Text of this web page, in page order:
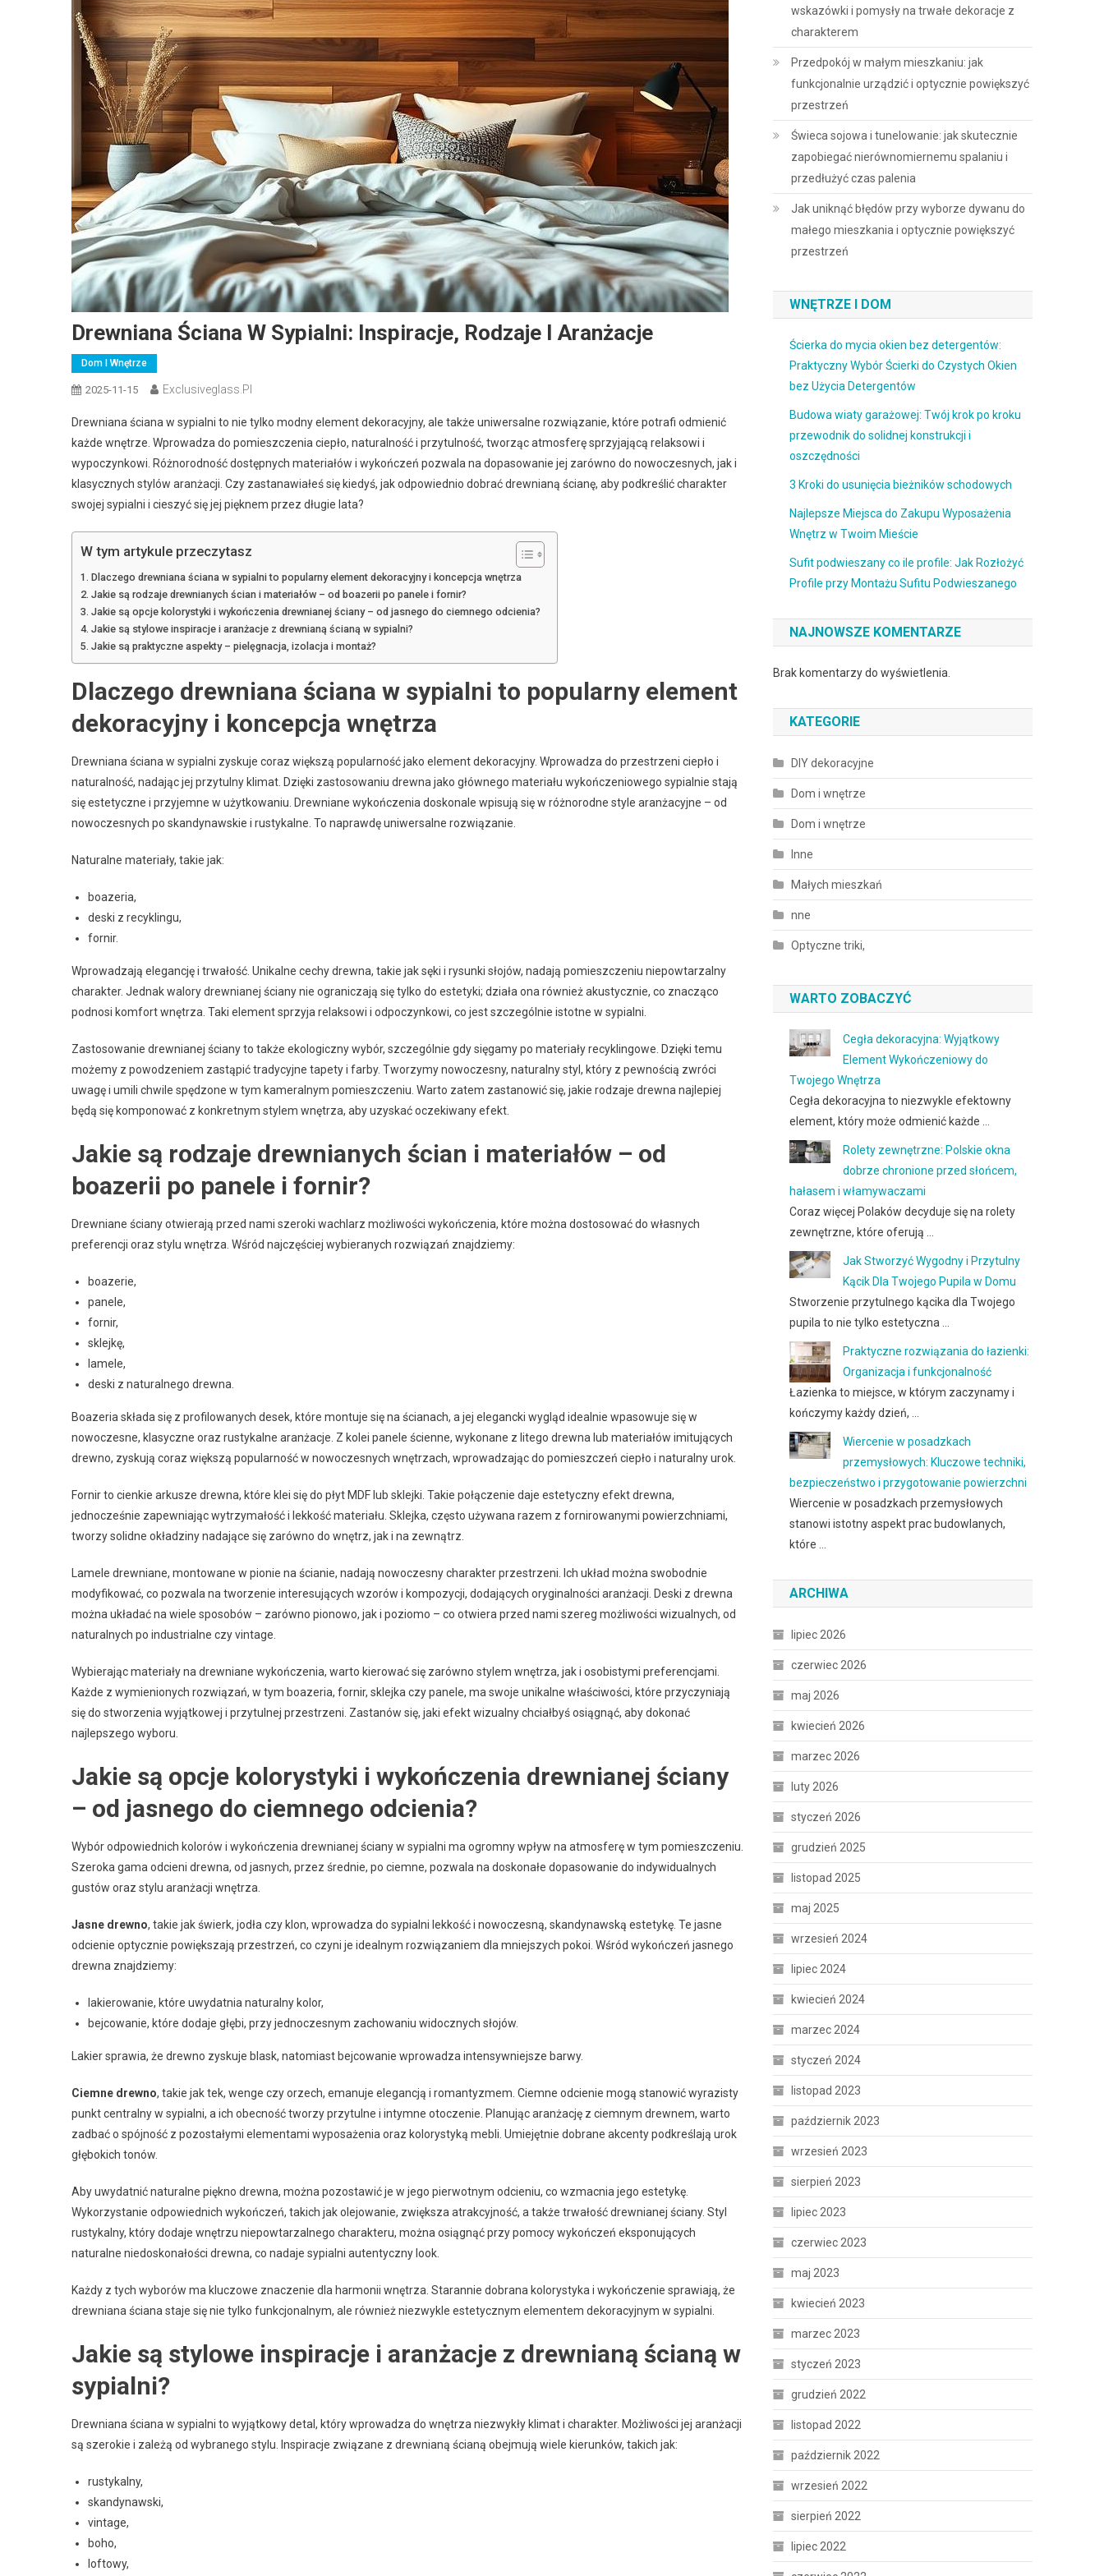
Drewniana Ściana W Sypialni: Inspiracje, Rodzaje I Aranżacje
Dom I Wnętrze
2025-11-15 Exclusiveglass.pl
Drewniana ściana w sypialni to nie tylko modny element dekoracyjny, ale także uniwersalne rozwiązanie, które potrafi odmienić
każde wnętrze. Wprowadza do pomieszczenia ciepło, naturalność i przytulność, tworząc atmosferę sprzyjającą relaksowi i
wypoczynkowi. Różnorodność dostępnych materiałów i wykończeń pozwala na dopasowanie jej zarówno do nowoczesnych, jak i
klasycznych stylów aranżacji. Czy zastanawiałeś się kiedyś, jak odpowiednio dobrać drewnianą ścianę, aby podkreślić charakter
swojej sypialni i cieszyć się jej pięknem przez długie lata?
W tym artykule przeczytasz
Dlaczego drewniana ściana w sypialni to popularny element dekoracyjny i koncepcja wnętrza
Jakie są rodzaje drewnianych ścian i materiałów – od boazerii po panele i fornir?
Jakie są opcje kolorystyki i wykończenia drewnianej ściany – od jasnego do ciemnego odcienia?
Jakie są stylowe inspiracje i aranżacje z drewnianą ścianą w sypialni?
Jakie są praktyczne aspekty – pielęgnacja, izolacja i montaż?
Dlaczego drewniana ściana w sypialni to popularny element
dekoracyjny i koncepcja wnętrza
Drewniana ściana w sypialni zyskuje coraz większą popularność jako element dekoracyjny. Wprowadza do przestrzeni ciepło i
naturalność, nadając jej przytulny klimat. Dzięki zastosowaniu drewna jako głównego materiału wykończeniowego sypialnie stają
się estetyczne i przyjemne w użytkowaniu. Drewniane wykończenia doskonale wpisują się w różnorodne style aranżacyjne – od
nowoczesnych po skandynawskie i rustykalne. To naprawdę uniwersalne rozwiązanie.
Naturalne materiały, takie jak:
boazeria,
deski z recyklingu,
fornir.
Wprowadzają elegancję i trwałość. Unikalne cechy drewna, takie jak sęki i rysunki słojów, nadają pomieszczeniu niepowtarzalny
charakter. Jednak walory drewnianej ściany nie ograniczają się tylko do estetyki; działa ona również akustycznie, co znacząco
podnosi komfort wnętrza. Taki element sprzyja relaksowi i odpoczynkowi, co jest szczególnie istotne w sypialni.
Zastosowanie drewnianej ściany to także ekologiczny wybór, szczególnie gdy sięgamy po materiały recyklingowe. Dzięki temu
możemy z powodzeniem zastąpić tradycyjne tapety i farby. Tworzymy nowoczesny, naturalny styl, który z pewnością zwróci
uwagę i umili chwile spędzone w tym kameralnym pomieszczeniu. Warto zatem zastanowić się, jakie rodzaje drewna najlepiej
będą się komponować z konkretnym stylem wnętrza, aby uzyskać oczekiwany efekt.
Jakie są rodzaje drewnianych ścian i materiałów – od
boazerii po panele i fornir?
Drewniane ściany otwierają przed nami szeroki wachlarz możliwości wykończenia, które można dostosować do własnych
preferencji oraz stylu wnętrza. Wśród najczęściej wybieranych rozwiązań znajdziemy:
boazerie,
panele,
fornir,
sklejkę,
lamele,
deski z naturalnego drewna.
Boazeria składa się z profilowanych desek, które montuje się na ścianach, a jej elegancki wygląd idealnie wpasowuje się w
nowoczesne, klasyczne oraz rustykalne aranżacje. Z kolei panele ścienne, wykonane z litego drewna lub materiałów imitujących
drewno, zyskują coraz większą popularność w nowoczesnych wnętrzach, wprowadzając do pomieszczeń ciepło i naturalny urok.
Fornir to cienkie arkusze drewna, które klei się do płyt MDF lub sklejki. Takie połączenie daje estetyczny efekt drewna,
jednocześnie zapewniając wytrzymałość i lekkość materiału. Sklejka, często używana razem z fornirowanymi powierzchniami,
tworzy solidne okładziny nadające się zarówno do wnętrz, jak i na zewnątrz.
Lamele drewniane, montowane w pionie na ścianie, nadają nowoczesny charakter przestrzeni. Ich układ można swobodnie
modyfikować, co pozwala na tworzenie interesujących wzorów i kompozycji, dodających oryginalności aranżacji. Deski z drewna
można układać na wiele sposobów – zarówno pionowo, jak i poziomo – co otwiera przed nami szereg możliwości wizualnych, od
naturalnych po industrialne czy vintage.
Wybierając materiały na drewniane wykończenia, warto kierować się zarówno stylem wnętrza, jak i osobistymi preferencjami.
Każde z wymienionych rozwiązań, w tym boazeria, fornir, sklejka czy panele, ma swoje unikalne właściwości, które przyczyniają
się do stworzenia wyjątkowej i przytulnej przestrzeni. Zastanów się, jaki efekt wizualny chciałbyś osiągnąć, aby dokonać
najlepszego wyboru.
Jakie są opcje kolorystyki i wykończenia drewnianej ściany
– od jasnego do ciemnego odcienia?
Wybór odpowiednich kolorów i wykończenia drewnianej ściany w sypialni ma ogromny wpływ na atmosferę w tym pomieszczeniu.
Szeroka gama odcieni drewna, od jasnych, przez średnie, po ciemne, pozwala na doskonałe dopasowanie do indywidualnych
gustów oraz stylu aranżacji wnętrza.
Jasne drewno, takie jak świerk, jodła czy klon, wprowadza do sypialni lekkość i nowoczesną, skandynawską estetykę. Te jasne
odcienie optycznie powiększają przestrzeń, co czyni je idealnym rozwiązaniem dla mniejszych pokoi. Wśród wykończeń jasnego
drewna znajdziemy:
lakierowanie, które uwydatnia naturalny kolor,
bejcowanie, które dodaje głębi, przy jednoczesnym zachowaniu widocznych słojów.
Lakier sprawia, że drewno zyskuje blask, natomiast bejcowanie wprowadza intensywniejsze barwy.
Ciemne drewno, takie jak tek, wenge czy orzech, emanuje elegancją i romantyzmem. Ciemne odcienie mogą stanowić wyrazisty
punkt centralny w sypialni, a ich obecność tworzy przytulne i intymne otoczenie. Planując aranżację z ciemnym drewnem, warto
zadbać o spójność z pozostałymi elementami wyposażenia oraz kolorystyką mebli. Umiejętnie dobrane akcenty podkreślają urok
głębokich tonów.
Aby uwydatnić naturalne piękno drewna, można pozostawić je w jego pierwotnym odcieniu, co wzmacnia jego estetykę.
Wykorzystanie odpowiednich wykończeń, takich jak olejowanie, zwiększa atrakcyjność, a także trwałość drewnianej ściany. Styl
rustykalny, który dodaje wnętrzu niepowtarzalnego charakteru, można osiągnąć przy pomocy wykończeń eksponujących
naturalne niedoskonałości drewna, co nadaje sypialni autentyczny look.
Każdy z tych wyborów ma kluczowe znaczenie dla harmonii wnętrza. Starannie dobrana kolorystyka i wykończenie sprawiają, że
drewniana ściana staje się nie tylko funkcjonalnym, ale również niezwykle estetycznym elementem dekoracyjnym w sypialni.
Jakie są stylowe inspiracje i aranżacje z drewnianą ścianą w
sypialni?
Drewniana ściana w sypialni to wyjątkowy detal, który wprowadza do wnętrza niezwykły klimat i charakter. Możliwości jej aranżacji
są szerokie i zależą od wybranego stylu. Inspiracje związane z drewnianą ścianą obejmują wiele kierunków, takich jak:
rustykalny,
skandynawski,
vintage,
boho,
loftowy,
wskazówki i pomysły na trwałe dekoracje z
charakterem
Przedpokój w małym mieszkaniu: jak
funkcjonalnie urządzić i optycznie powiększyć
przestrzeń
Świeca sojowa i tunelowanie: jak skutecznie
zapobiegać nierównomiernemu spalaniu i
przedłużyć czas palenia
Jak uniknąć błędów przy wyborze dywanu do
małego mieszkania i optycznie powiększyć
przestrzeń
WNĘTRZE I DOM
Ścierka do mycia okien bez detergentów:
Praktyczny Wybór Ścierki do Czystych Okien
bez Użycia Detergentów
Budowa wiaty garażowej: Twój krok po kroku
przewodnik do solidnej konstrukcji i
oszczędności
3 Kroki do usunięcia bieżników schodowych
Najlepsze Miejsca do Zakupu Wyposażenia
Wnętrz w Twoim Mieście
Sufit podwieszany co ile profile: Jak Rozłożyć
Profile przy Montażu Sufitu Podwieszanego
NAJNOWSZE KOMENTARZE
Brak komentarzy do wyświetlenia.
KATEGORIE
DIY dekoracyjne
Dom i wnętrze
Dom i wnętrze
Inne
Małych mieszkań
nne
Optyczne triki,
WARTO ZOBACZYĆ
Cegła dekoracyjna: Wyjątkowy
Element Wykończeniowy do
Twojego Wnętrza
Cegła dekoracyjna to niezwykle efektowny
element, który może odmienić każde …
Rolety zewnętrzne: Polskie okna
dobrze chronione przed słońcem,
hałasem i włamywaczami
Coraz więcej Polaków decyduje się na rolety
zewnętrzne, które oferują …
Jak Stworzyć Wygodny i Przytulny
Kącik Dla Twojego Pupila w Domu
Stworzenie przytulnego kącika dla Twojego
pupila to nie tylko estetyczna …
Praktyczne rozwiązania do łazienki:
Organizacja i funkcjonalność
Łazienka to miejsce, w którym zaczynamy i
kończymy każdy dzień, …
Wiercenie w posadzkach
przemysłowych: Kluczowe techniki,
bezpieczeństwo i przygotowanie powierzchni
Wiercenie w posadzkach przemysłowych
stanowi istotny aspekt prac budowlanych,
które …
ARCHIWA
lipiec 2026
czerwiec 2026
maj 2026
kwiecień 2026
marzec 2026
luty 2026
styczeń 2026
grudzień 2025
listopad 2025
maj 2025
wrzesień 2024
lipiec 2024
kwiecień 2024
marzec 2024
styczeń 2024
listopad 2023
październik 2023
wrzesień 2023
sierpień 2023
lipiec 2023
czerwiec 2023
maj 2023
kwiecień 2023
marzec 2023
styczeń 2023
grudzień 2022
listopad 2022
październik 2022
wrzesień 2022
sierpień 2022
lipiec 2022